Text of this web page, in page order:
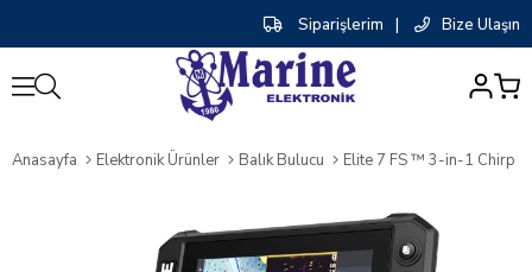
Siparişlerim | Bize Ulaşın
Anasayfa Elektronik Ürünler Balık Bulucu Elite 7 FS ™ 3-in-1 Chirp